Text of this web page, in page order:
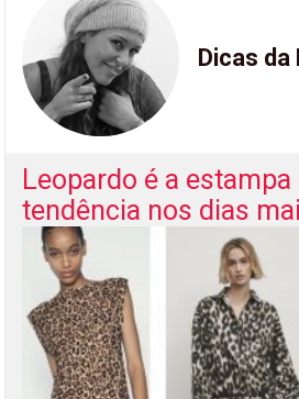
Dicas
Leopardo é a
tendência nos dias